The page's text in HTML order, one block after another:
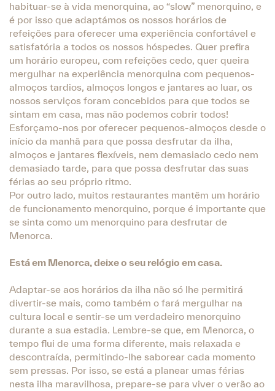
habituar-se à vida menorquina, ao “slow” menorquino, e
é por isso que adaptámos os nossos horários de
refeições para oferecer uma experiência confortável e
satisfatória a todos os nossos hóspedes. Quer prefira
um horário europeu, com refeições cedo, quer queira
mergulhar na experiência menorquina com pequenos-
almoços tardios, almoços longos e jantares ao luar, os
nossos serviços foram concebidos para que todos se
sintam em casa, mas não podemos cobrir todos!
Esforçamo-nos por oferecer pequenos-almoços desde o
início da manhã para que possa desfrutar da ilha,
almoços e jantares flexíveis, nem demasiado cedo nem
demasiado tarde, para que possa desfrutar das suas
férias ao seu próprio ritmo.
Por outro lado, muitos restaurantes mantêm um horário
de funcionamento menorquino, porque é importante que
se sinta como um menorquino para desfrutar de
Menorca.
Está em Menorca, deixe o seu relógio em casa.
Adaptar-se aos horários da ilha não só lhe permitirá
divertir-se mais, como também o fará mergulhar na
cultura local e sentir-se um verdadeiro menorquino
durante a sua estadia. Lembre-se que, em Menorca, o
tempo flui de uma forma diferente, mais relaxada e
descontraída, permitindo-lhe saborear cada momento
sem pressas. Por isso, se está a planear umas férias
nesta ilha maravilhosa, prepare-se para viver o verão ao